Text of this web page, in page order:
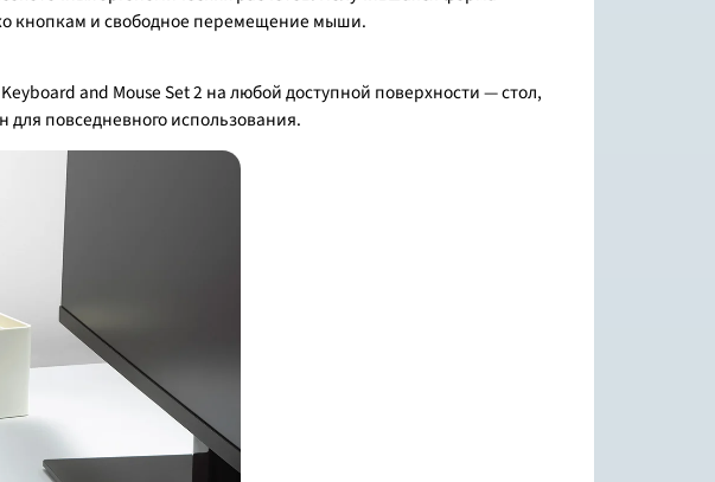
кнопкам и свободное перемещение мыши.
and Mouse Set 2 на любой доступной поверхности — стол,
для повседневного использования.